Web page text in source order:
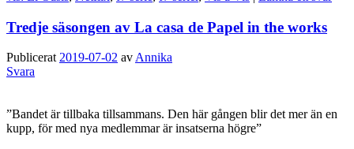
Tredje säsongen av La casa de Papel in the works
Publicerat 2019-07-02 av Annika
Svara
”Bandet är tillbaka tillsammans. Den här gången blir det mer än en
kupp, för med nya medlemmar är insatserna högre”